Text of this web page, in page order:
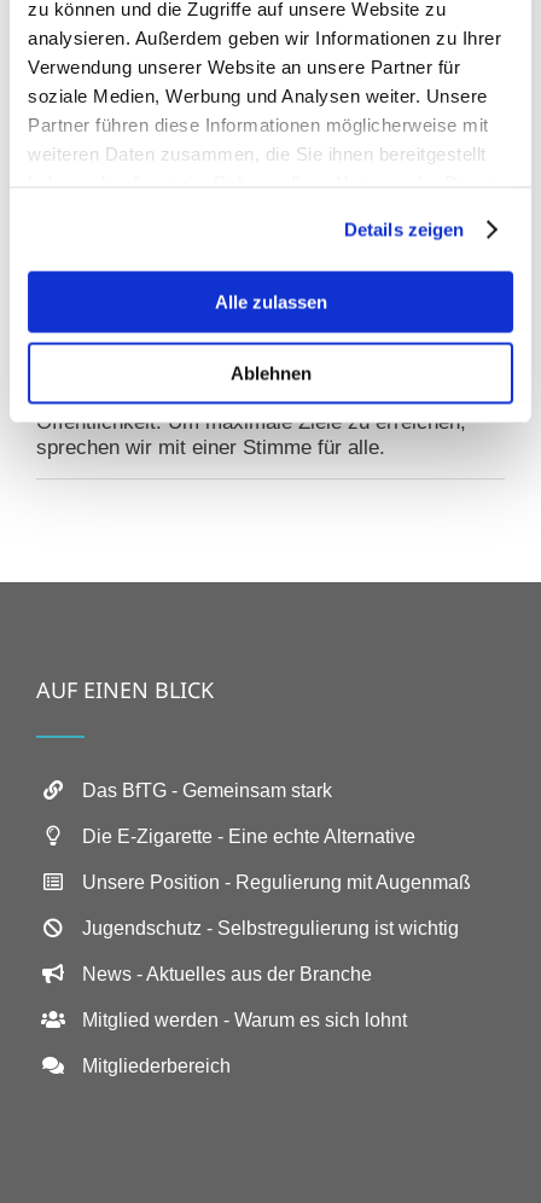
zu können und die Zugriffe auf unsere Website zu
analysieren. Außerdem geben wir Informationen zu Ihrer
Verwendung unserer Website an unsere Partner für
soziale Medien, Werbung und Analysen weiter. Unsere
Partner führen diese Informationen möglicherweise mit
weiteren Daten zusammen, die Sie ihnen bereitgestellt
Details zeigen
Alle zulassen
Ablehnen
Grundproblem nicht – Kritik an
Stellungnahmefrist
Warum BfTG?
EINE STIMME
Gezielte Ansprache: Das BfTG vertritt die
Interessen der gesamten Branche im Dialog mit
politischen Entscheidern und gegenüber der
Öffentlichkeit. Um maximale Ziele zu erreichen,
sprechen wir mit einer Stimme für alle.
AUF EINEN BLICK
Das BfTG - Gemeinsam stark
Die E-Zigarette - Eine echte Alternative
Unsere Position - Regulierung mit Augenmaß
Jugendschutz - Selbstregulierung ist wichtig
News - Aktuelles aus der Branche
Mitglied werden - Warum es sich lohnt
Mitgliederbereich